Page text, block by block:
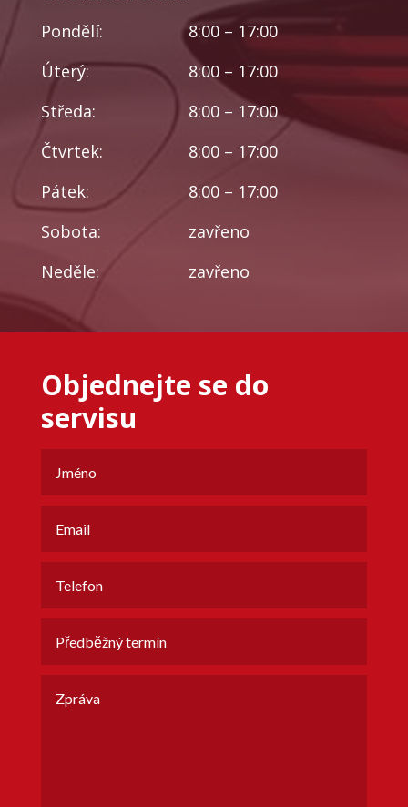
Pondělí:
8:00 – 17:00
Úterý:
8:00 – 17:00
Středa:
8:00 – 17:00
Čtvrtek:
8:00 – 17:00
Pátek:
8:00 – 17:00
Sobota:
zavřeno
Neděle:
zavřeno
Objednejte se do
servisu